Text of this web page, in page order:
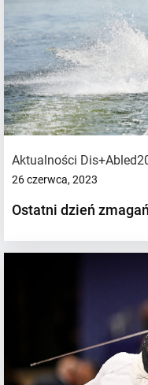
Aktualności
26 czerwca, 2023
Ostatni dzień